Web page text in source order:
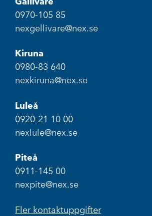
0970-105 85
nexgellivare@nex.se
Kiruna
0980-83 640
nexkiruna@nex.se
Luleå
0920-21 10 00
nexlule@nex.se
Piteå
0911-145 00
nexpite@nex.se
Fler kontaktuppgifter